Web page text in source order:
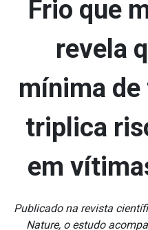
Frio que
revela
mínima
triplica
em
Publicado na revista
Nature, o estudo